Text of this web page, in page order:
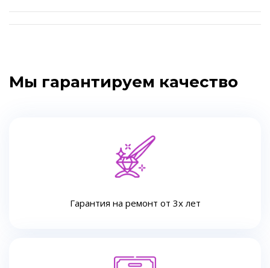
Мы гарантируем качество
Гарантия на ремонт от 3х лет